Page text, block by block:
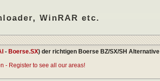
WinRAR etc.
- Boerse.SX) der richtigen Boerse BZ/SX/SH Alternative
- Register to see all our areas!